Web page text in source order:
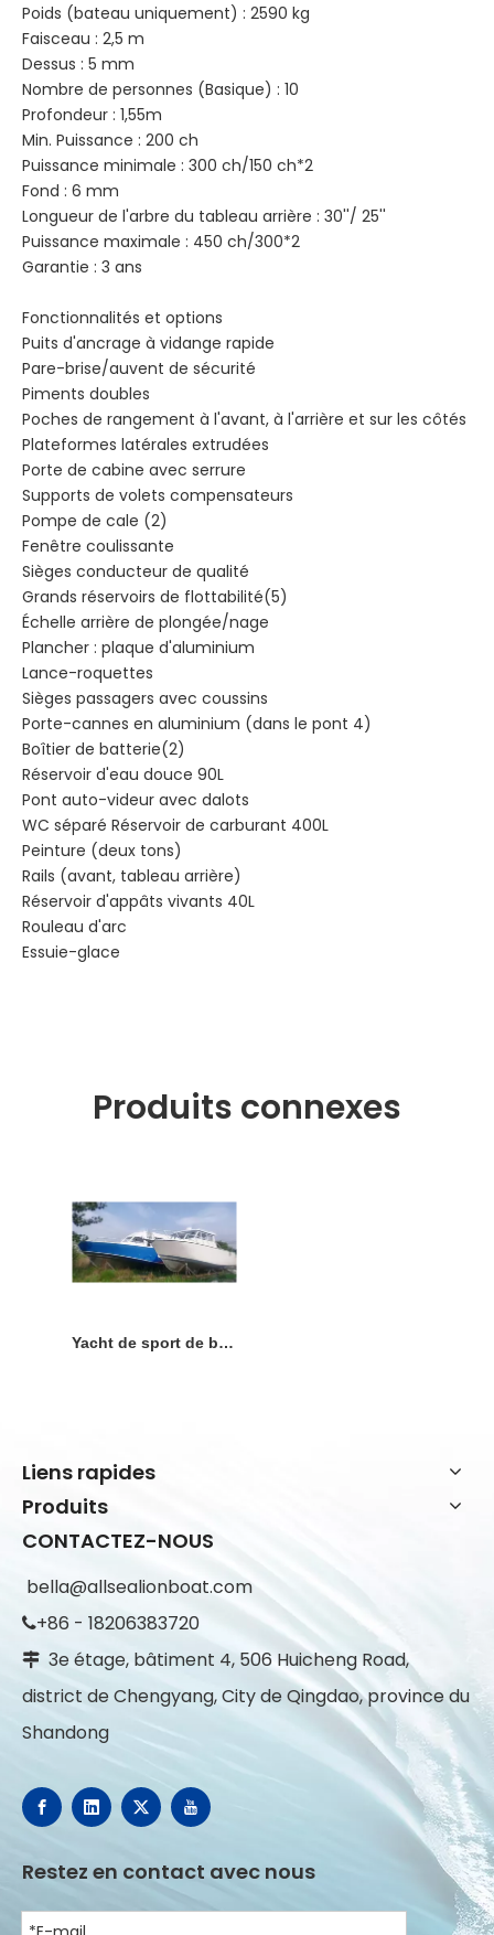
Poids (bateau uniquement) : 2590 kg
Faisceau : 2,5 m
Dessus : 5 mm
Nombre de personnes (Basique) : 10
Profondeur : 1,55m
Min. Puissance : 200 ch
Puissance minimale : 300 ch/150 ch*2
Fond : 6 mm
Longueur de l'arbre du tableau arrière : 30''/ 25''
Puissance maximale : 450 ch/300*2
Garantie : 3 ans
Fonctionnalités et options
Puits d'ancrage à vidange rapide
Pare-brise/auvent de sécurité
Piments doubles
Poches de rangement à l'avant, à l'arrière et sur les côtés
Plateformes latérales extrudées
Porte de cabine avec serrure
Supports de volets compensateurs
Pompe de cale (2)
Fenêtre coulissante
Sièges conducteur de qualité
Grands réservoirs de flottabilité(5)
Échelle arrière de plongée/nage
Plancher : plaque d'aluminium
Lance-roquettes
Sièges passagers avec coussins
Porte-cannes en aluminium (dans le pont 4)
Boîtier de batterie(2)
Réservoir d'eau douce 90L
Pont auto-videur avec dalots
WC séparé Réservoir de carburant 400L
Peinture (deux tons)
Rails (avant, tableau arrière)
Réservoir d'appâts vivants 40L
Rouleau d'arc
Essuie-glace
Produits connexes
Yacht de sport de bateau de plongée de loisirs de partie de timonerie fermée de 9,6 m/35 pieds
Liens rapides
Produits
CONTACTEZ-NOUS
bella@allsealionboat.com
+86 - 18206383720
 3e étage, bâtiment 4, 506 Huicheng Road,
district de Chengyang, City de Qingdao, province du
Shandong
Restez en contact avec nous